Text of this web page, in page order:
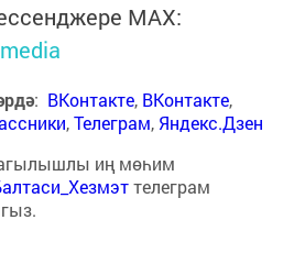
MАХ:
: ВКонтакте, ВКонтакте,
,Телеграм, Яндекс.Дзен
иң мөһим
телеграм